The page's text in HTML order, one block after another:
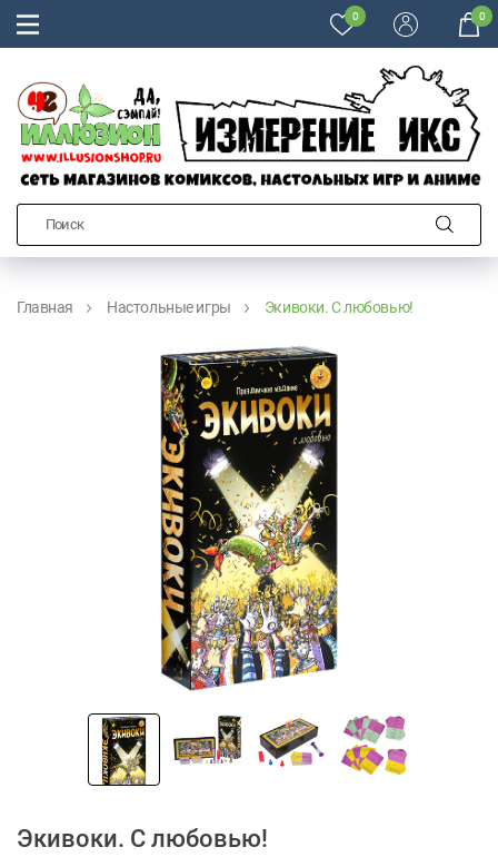
0 0
Главная Настольные игры Экивоки. С любовью!
Экивоки. С любовью!